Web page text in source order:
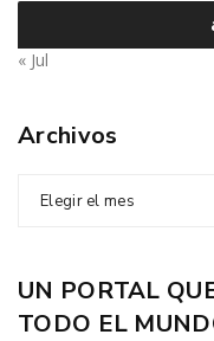
« Jul
Archivos
Elegir el mes
UN PORTAL
TODO EL